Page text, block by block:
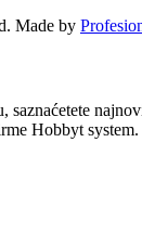
Made by
saznaćetete
Hobbyt system.